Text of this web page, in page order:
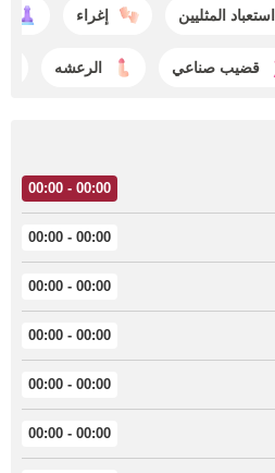
استعباد المثليين إغراء
قضيب صناعي الرعشه
00:00 - 00:00
00:00 - 00:00
00:00 - 00:00
00:00 - 00:00
00:00 - 00:00
00:00 - 00:00